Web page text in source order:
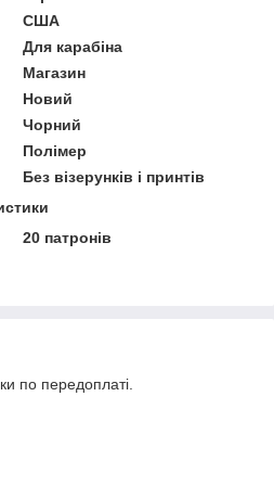
США
Для карабіна
Магазин
Новий
Чорний
Полімер
Без візерунків і принтів
20 патронів
по передоплаті.